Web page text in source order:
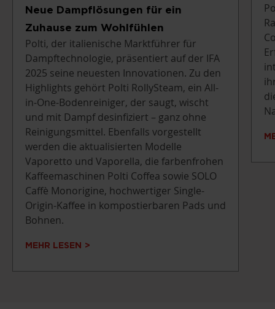
Neue Dampflösungen für ein
Zuhause zum Wohlfühlen
Polti, der italienische Marktführer für
Dampftechnologie, präsentiert auf der IFA
2025 seine neuesten Innovationen. Zu den
Highlights gehört Polti RollySteam, ein All-
in-One-Bodenreiniger, der saugt, wischt
und mit Dampf desinfiziert – ganz ohne
Reinigungsmittel. Ebenfalls vorgestellt
werden die aktualisierten Modelle
Vaporetto und Vaporella, die farbenfrohen
Kaffeemaschinen Polti Coffea sowie SOLO
Caffè Monorigine, hochwertiger Single-
Origin-Kaffee in kompostierbaren Pads und
Bohnen.
MEHR LESEN